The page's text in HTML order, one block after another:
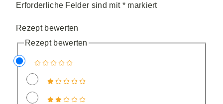
Erforderliche Felder sind mit *markiert
Rezept bewerten
Rezept bewerten